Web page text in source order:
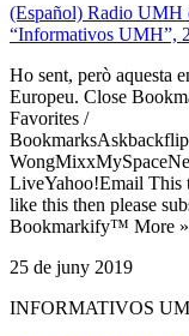
(Español) Radio UMH
“Informativos UMH”,
Ho sent, però aquesta
Europeu. Close
Favorites /
LiveYahoo!Email
like this then please
Bookmarkify™ More »
25 de juny 2019
INFORMATIVOS